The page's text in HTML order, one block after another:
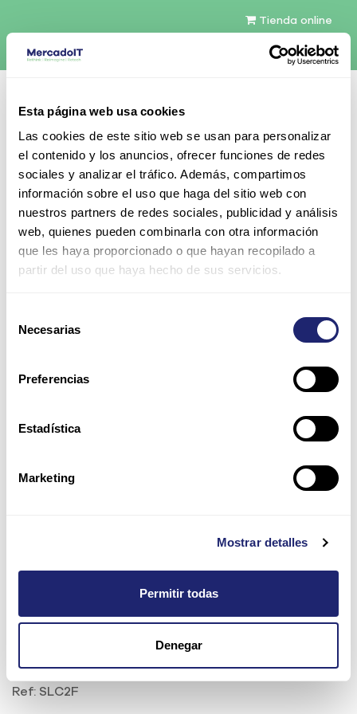
Esta página web usa cookies
Las cookies de este sitio web se usan para personalizar
el contenido y los anuncios, ofrecer funciones de redes
sociales y analizar el tráfico. Además, compartimos
información sobre el uso que haga del sitio web con
nuestros partners de redes sociales, publicidad y análisis
web, quienes pueden combinarla con otra información
que les haya proporcionado o que hayan recopilado a
partir del uso que haya hecho de sus servicios.
Necesarias
Preferencias
Estadística
Marketing
Mostrar detalles
Permitir todas
Denegar
Tienda online
Español
Contáctenos
Todos los productos
Intel Xeon E5603 4-Core 4MB Cache 1, 60GHz
80W TDP
Intel Xeon E5603 4-Core 4MB
Cache 1, 60GHz 80W TDP
Ref: SLC2F